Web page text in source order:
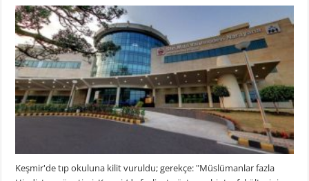
Keşmir'de tıp okuluna kilit vuruldu; gerekçe: "Müslümanlar fazla